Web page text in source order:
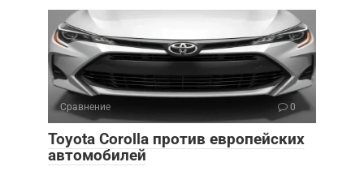
Сравнение 0
Toyota Corolla против европейских
автомобилей